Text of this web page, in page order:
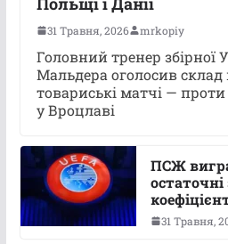
31 Травня, 2026 mrkopiy
Головний тренер збірної
Мальдера оголосив
товариські матчі —
у Вроцлаві
ПСЖ
31 Травня,